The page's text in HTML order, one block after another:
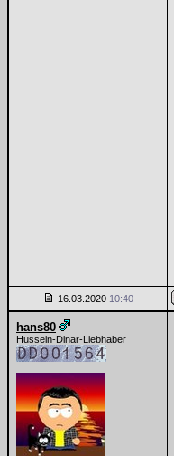
16.03.2020 10:40
hans80
Hussein-Dinar-Liebhaber